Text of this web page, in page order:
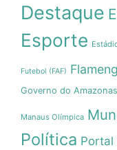
Destaque
Esporte
Futebol (FAF)
Governo do Amazonas
Manaus Olímpica
Política Portal